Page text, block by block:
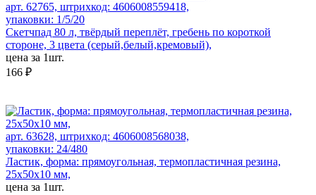
арт. 62765, штрихкод: 4606008559418,
упаковки: 1/5/20
Скетчпад 80 л, твёрдый переплёт, гребень по короткой
стороне, 3 цвета (серый,белый,кремовый),
цена за 1шт.
166 ₽
арт. 63628, штрихкод: 4606008568038,
упаковки: 24/480
Ластик, форма: прямоугольная, термопластичная резина,
25x50x10 мм,
цена за 1шт.